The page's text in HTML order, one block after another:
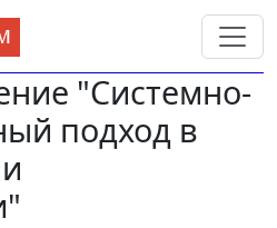
"Системно-
подход в